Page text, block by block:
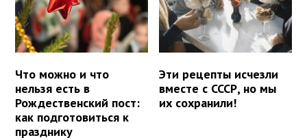
Что можно и что
нельзя есть в
Рождественский пост:
как подготовиться к
празднику
Эти рецепты исчезли
вместе с СССР, но мы
их сохранили!